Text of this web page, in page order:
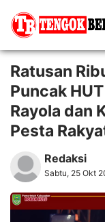
Ratusan
Puncak
Rayola dan
Pesta
Redaksi
Sabtu, 25 Okt